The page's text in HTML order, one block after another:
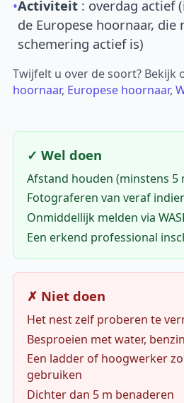
•Activiteit : overdag actief
de Europese hoornaar, die
schemering actief is)
Twijfelt u over de soort? Bekijk
hoornaar, Europese hoornaar,
✓ Wel doen
Afstand houden (minstens 5
Fotograferen van veraf
Onmiddellijk melden via
Een erkend professional
✗ Niet doen
Het nest zelf proberen te
Besproeien met water,
Een ladder of hoogwerker
gebruiken
Dichter dan 5 m benaderen